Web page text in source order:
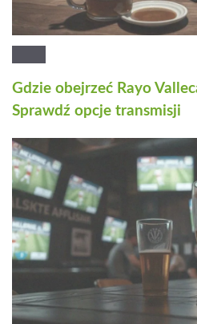
Gdzie obejrzeć Rayo
Sprawdź opcje transmisji